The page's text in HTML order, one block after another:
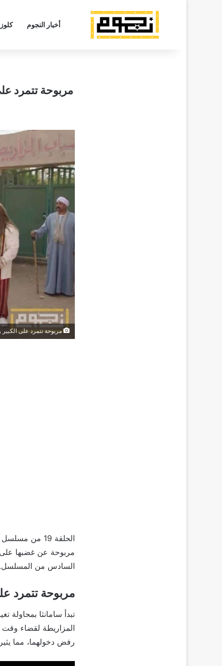
أخبار النجوم
مربوحة تتمرد على
مربوحة تتمرد على الكبير وأول
مربوحة عن غضبها على
السادس من المسلسل.
مربوحة تتمرد
تبدأ سامانثا
المزاريطة لقضاء وقت
رفض دخولهما، مما